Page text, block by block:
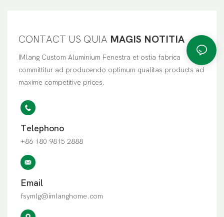
CONTACT US QUIA MAGIS NOTITIA
IMlang Custom Aluminium Fenestra et ostia fabrica
committitur ad producendo optimum qualitas products ad
maxime competitive prices.
Telephono
+86 180 9815 2888
Email
fsymlg@imlanghome.com